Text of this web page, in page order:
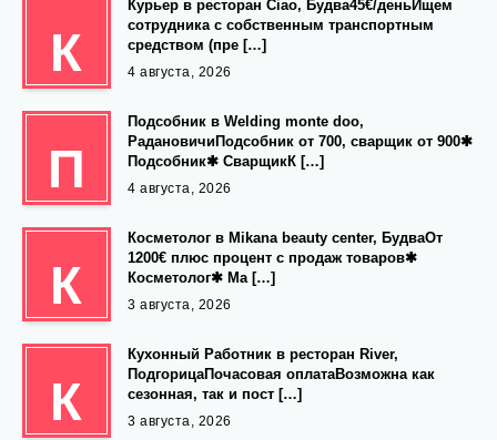
К
Курьер в ресторан Ciao, Будва45€/деньИщем
сотрудника с собственным транспортным
средством (пре […]
4 августа, 2026
П
Подсобник в Welding monte doo,
РадановичиПодсобник от 700, сварщик от 900✱
Подсобник✱ СварщикК […]
4 августа, 2026
К
Косметолог в Mikana beauty center, БудваОт
1200€ плюс процент с продаж товаров✱
Косметолог✱ Ма […]
3 августа, 2026
К
Кухонный Работник в ресторан River,
ПодгорицаПочасовая оплатаВозможна как
сезонная, так и пост […]
3 августа, 2026